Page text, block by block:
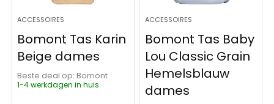
ACCESSOIRES
Bomont Tas Karin
Beige dames
Beste deal op:
Bomont
1-4 werkdagen in huis
ACCESSOIRES
Bomont Tas Baby
Lou Classic Grain
Hemelsblauw
dames